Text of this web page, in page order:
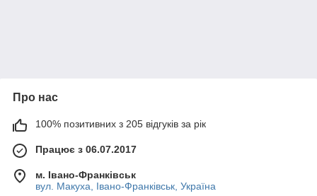
Про нас
100% позитивних з 205 відгуків за рік
Працює з 06.07.2017
м. Івано-Франківськ
вул. Макуха, Івано-Франківськ, Україна